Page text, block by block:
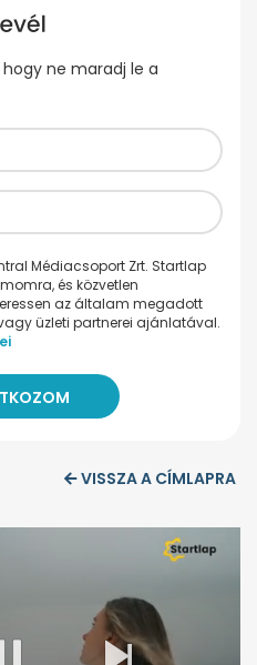
ne maradj le a
Médiacsoport Zrt. Startlap
és közvetlen
az általam megadott
üzleti partnerei ajánlatával.
VISSZA A CÍMLAPRA